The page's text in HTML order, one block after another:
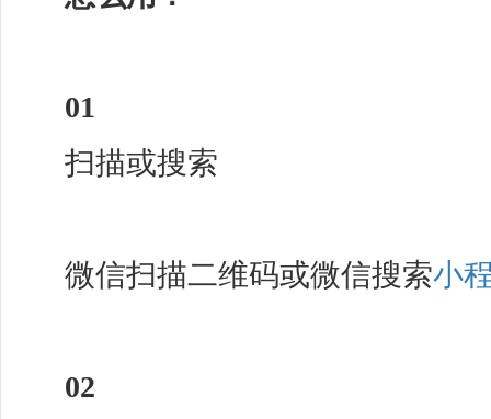
01
扫描或搜索
微信扫描二维码或微信搜索小
02